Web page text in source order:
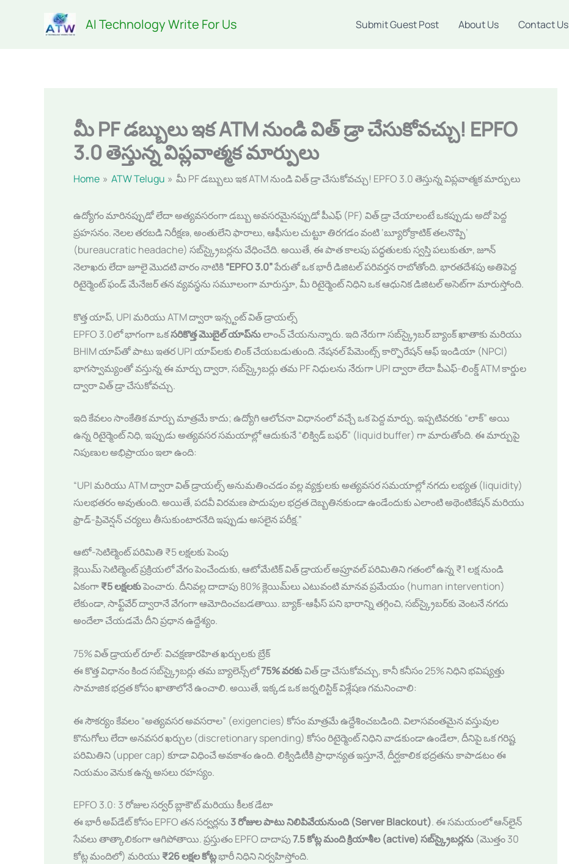
AI Technology Write For Us Submit Guest Post About Us Contact Us
మీ PF డబ్బులు ఇక ATM నుండి విత్ డ్రా చేసుకోవచ్చు! EPFO
3.0 తెస్తున్న విప్లవాత్మక మార్పులు
Home ATW Telugu మీ PF డబ్బులు ఇక ATM నుండి విత్ డ్రా చేసుకోవచ్చు! EPFO 3.0 తెస్తున్న విప్లవాత్మక మార్పులు
ఉద్యోగం మారినప్పుడో లేదా అత్యవసరంగా డబ్బు అవసరమైనప్పుడో పీఎఫ్ (PF) విత్ డ్రా చేయాలంటే ఒకప్పుడు అదో పెద్ద
ప్రహసనం. నెలల తరబడి నిరీక్షణ, అంతులేని ఫారాలు, ఆఫీసుల చుట్టూ తిరగడం వంటి ‘బ్యూరోక్రాటిక్ తలనొప్పి’
(bureaucratic headache) సబ్‌స్క్రైబర్లను వేధించేది. అయితే, ఈ పాత కాలపు పద్ధతులకు స్వస్తి పలుకుతూ, జూన్
నెలాఖరు లేదా జూలై మొదటి వారం నాటికి“EPFO 3.0”పేరుతో ఒక భారీ డిజిటల్ పరివర్తన రాబోతోంది. భారతదేశపు అతిపెద్ద
రిటైర్మెంట్ ఫండ్ మేనేజర్ తన వ్యవస్థను సమూలంగా మారుస్తూ, మీ రిటైర్మెంట్ నిధిని ఒక ఆధునిక డిజిటల్ అసెట్‌గా మారుస్తోంది.
కొత్త యాప్, UPI మరియు ATM ద్వారా ఇన్స్టంట్ విత్ డ్రాయల్స్
EPFO 3.0లో భాగంగా ఒకసరికొత్త మొబైల్ యాప్‌నులాంచ్ చేయనున్నారు. ఇది నేరుగా సబ్‌స్క్రైబర్ బ్యాంక్ ఖాతాకు మరియు
BHIM యాప్‌తో పాటు ఇతర UPI యాప్‌లకు లింక్ చేయబడుతుంది. నేషనల్ పేమెంట్స్ కార్పొరేషన్ ఆఫ్ ఇండియా (NPCI)
భాగస్వామ్యంతో వస్తున్న ఈ మార్పు ద్వారా, సబ్‌స్క్రైబర్లు తమ PF నిధులను నేరుగా UPI ద్వారా లేదా పీఎఫ్-లింక్డ్ ATM కార్డుల
ద్వారా విత్ డ్రా చేసుకోవచ్చు.
ఇది కేవలం సాంకేతిక మార్పు మాత్రమే కాదు; ఉద్యోగి ఆలోచనా విధానంలో వచ్చే ఒక పెద్ద మార్పు. ఇప్పటివరకు “లాక్” అయి
ఉన్న రిటైర్మెంట్ నిధి, ఇప్పుడు అత్యవసర సమయాల్లో ఆదుకునే “లిక్విడ్ బఫర్” (liquid buffer) గా మారుతోంది. ఈ మార్పుపై
నిపుణుల అభిప్రాయం ఇలా ఉంది:
“UPI మరియు ATM ద్వారా విత్ డ్రాయల్స్ అనుమతించడం వల్ల వ్యక్తులకు అత్యవసర సమయాల్లో నగదు లభ్యత (liquidity)
సులభతరం అవుతుంది. అయితే, పదవీ విరమణ పొదుపుల భద్రత దెబ్బతినకుండా ఉండేందుకు ఎలాంటి అథెంటికేషన్ మరియు
ఫ్రాడ్-ప్రివెన్షన్ చర్యలు తీసుకుంటారనేది ఇప్పుడు అసలైన పరీక్ష.”
ఆటో-సెటిల్మెంట్ పరిమితి ₹5 లక్షలకు పెంపు
క్లెయిమ్ సెటిల్మెంట్ ప్రక్రియలో వేగం పెంచేందుకు, ఆటోమేటిక్ విత్ డ్రాయల్ అప్రూవల్ పరిమితిని గతంలో ఉన్న ₹1 లక్ష నుండి
ఏకంగా₹5 లక్షలకుపెంచారు. దీనివల్ల దాదాపు 80% క్లెయిమ్‌లు ఎటువంటి మానవ ప్రమేయం (human intervention)
లేకుండా, సాఫ్ట్‌వేర్ ద్వారానే వేగంగా ఆమోదించబడతాయి. బ్యాక్-ఆఫీస్ పని భారాన్ని తగ్గించి, సబ్‌స్క్రైబర్‌కు వెంటనే నగదు
అందేలా చేయడమే దీని ప్రధాన ఉద్దేశ్యం.
75% విత్ డ్రాయల్ రూల్: విచక్షణారహిత ఖర్చులకు బ్రేక్
ఈ కొత్త విధానం కింద సబ్‌స్క్రైబర్లు తమ బ్యాలెన్స్‌లో75% వరకువిత్ డ్రా చేసుకోవచ్చు, కానీ కనీసం 25% నిధిని భవిష్యత్తు
సామాజిక భద్రత కోసం ఖాతాలోనే ఉంచాలి. అయితే, ఇక్కడ ఒక జర్నలిస్టిక్ విశ్లేషణ గమనించాలి:
ఈ సౌకర్యం కేవలం “అత్యవసర అవసరాల” (exigencies) కోసం మాత్రమే ఉద్దేశించబడింది. విలాసవంతమైన వస్తువుల
కొనుగోలు లేదా అనవసర ఖర్చుల (discretionary spending) కోసం రిటైర్మెంట్ నిధిని వాడకుండా ఉండేలా, దీనిపై ఒక గరిష్ట
పరిమితిని (upper cap) కూడా విధించే అవకాశం ఉంది. లిక్విడిటీకి ప్రాధాన్యత ఇస్తూనే, దీర్ఘకాలిక భద్రతను కాపాడటం ఈ
నియమం వెనుక ఉన్న అసలు రహస్యం.
EPFO 3.0: 3 రోజుల సర్వర్ బ్లాకౌట్ మరియు కీలక డేటా
ఈ భారీ అప్‌డేట్ కోసం EPFO తన సర్వర్లను3 రోజుల పాటు నిలిపివేయనుంది (Server Blackout). ఈ సమయంలో ఆన్‌లైన్
సేవలు తాత్కాలికంగా ఆగిపోతాయి. ప్రస్తుతం EPFO దాదాపు7.5 కోట్ల మంది క్రియాశీల (active) సబ్‌స్క్రైబర్లను (మొత్తం 30
కోట్ల మందిలో) మరియు ₹26 లక్షల కోట్లభారీ నిధిని నిర్వహిస్తోంది.